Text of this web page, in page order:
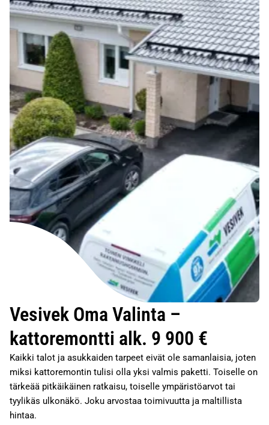
Vesivek Oma Valinta –
kattoremontti alk. 9 900 €
Kaikki talot ja asukkaiden tarpeet eivät ole samanlaisia, joten
miksi kattoremontin tulisi olla yksi valmis paketti. Toiselle on
tärkeää pitkäikäinen ratkaisu, toiselle ympäristöarvot tai
tyylikäs ulkonäkö. Joku arvostaa toimivuutta ja maltillista
hintaa.